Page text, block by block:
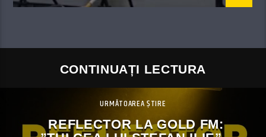
CONTINUAȚI LECTURA
URMĂTOAREA ȘTIRE
REFLECTOR LA GOLD FM: